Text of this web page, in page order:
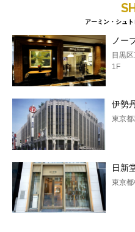
アーミン・シュ
ノー
目黒
1F
伊勢
東京
日新
東京